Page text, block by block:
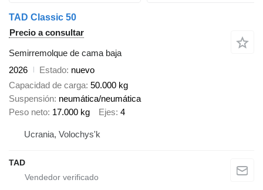
TAD Classic 50
Precio a consultar
Semirremolque de cama baja
2026
Estado nuevo
Capacidad de carga 50.000 kg
Suspensión neumática/neumática
Peso neto 17.000 kg Ejes 4
Ucrania, Volochys'k
TAD